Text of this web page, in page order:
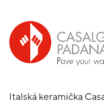
Italská keramička